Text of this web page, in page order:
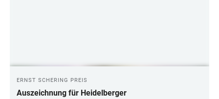
ERNST SCHERING PREIS
Auszeichnung für Heidelberger